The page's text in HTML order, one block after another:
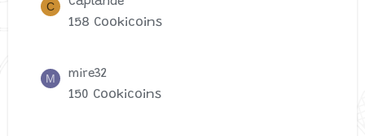
C
158 Cookicoins
M mire32
150 Cookicoins